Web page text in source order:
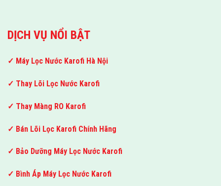
DỊCH VỤ NỔI BẬT
✓ Máy Lọc Nước Karofi Hà Nội
✓ Thay Lõi Lọc Nước Karofi
✓ Thay Màng RO Karofi
✓ Bán Lõi Lọc Karofi Chính Hãng
✓ Bảo Dưỡng Máy Lọc Nước Karofi
✓ Bình Áp Máy Lọc Nước Karofi